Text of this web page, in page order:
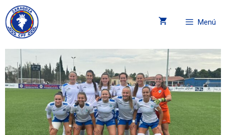
Menú